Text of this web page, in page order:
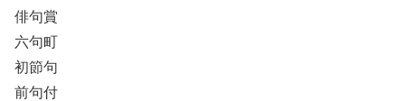
俳句賞
六句町
初節句
前句付